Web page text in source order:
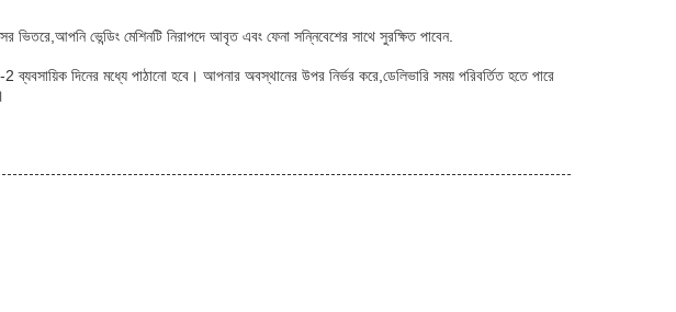
ভিতরে,আপনি ভেন্ডিং মেশিনটি নিরাপদে আবৃত এবং ফেনা সন্নিবেশের সাথে সুরক্ষিত পাবেন.
দিনের মধ্যে পাঠানো হবে। আপনার অবস্থানের উপর নির্ভর করে,ডেলিভারি সময় পরিবর্তিত হতে পারে